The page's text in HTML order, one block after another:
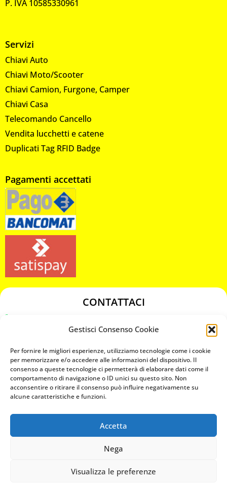
Gestisci Consenso Cookie
Per fornire le migliori esperienze, utilizziamo tecnologie come i cookie
per memorizzare e/o accedere alle informazioni del dispositivo. Il
consenso a queste tecnologie ci permetterà di elaborare dati come il
comportamento di navigazione o ID unici su questo sito. Non
acconsentire o ritirare il consenso può influire negativamente su
alcune caratteristiche e funzioni.
Accetta
Nega
Visualizza le preferenze
P. IVA 10585330961
Servizi
Chiavi Auto
Chiavi Moto/Scooter
Chiavi Camion, Furgone, Camper
Chiavi Casa
Telecomando Cancello
Vendita lucchetti e catene
Duplicati Tag RFID Badge
Pagamenti accettati
CONTATTACI
chiavicodificate@gmail.com
Privacy Policy
Cookie Policy
MAPS
CHIAMA ORA